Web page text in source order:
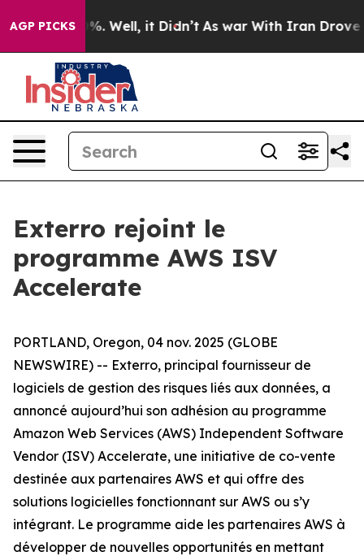
AGP PICKS
40%. Well, it Didn’t As war With Iran Drove oil
Exterro rejoint le
programme AWS ISV
Accelerate
PORTLAND, Oregon, 04 nov. 2025 (GLOBE
NEWSWIRE) -- Exterro, principal fournisseur de
logiciels de gestion des risques liés aux données, a
annoncé aujourd’hui son adhésion au programme
Amazon Web Services (AWS) Independent Software
Vendor (ISV) Accelerate, une initiative de co-vente
destinée aux partenaires AWS et qui offre des
solutions logicielles fonctionnant sur AWS ou s’y
intégrant. Le programme aide les partenaires AWS à
développer de nouvelles opportunités en mettant